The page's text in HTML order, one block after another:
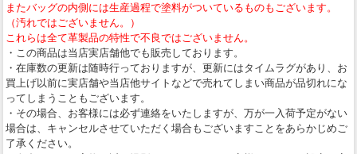
またバッグの内側には生産過程で塗料がついているものもございます。
（汚れではございません。）
これらは全て革製品の特性で不良ではございません。
・この商品は当店実店舗他でも販売しております。
・在庫数の更新は随時行っておりますが、更新にはタイムラグがあり、お
買上げ以前に実店舗や当店他サイトなどで売れてしまい商品が品切れにな
ってしまうこともございます。
・その場合、お客様には必ず連絡をいたしますが、万が一入荷予定がない
場合は、キャンセルさせていただく場合もございますことをあらかじめご
了承ください。